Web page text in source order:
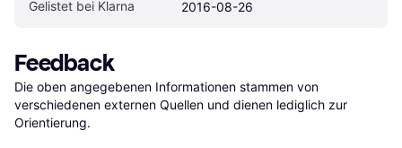
Gelistet bei Klarna 2016-08-26
Feedback
Die oben angegebenen Informationen stammen von
verschiedenen externen Quellen und dienen lediglich zur
Orientierung.